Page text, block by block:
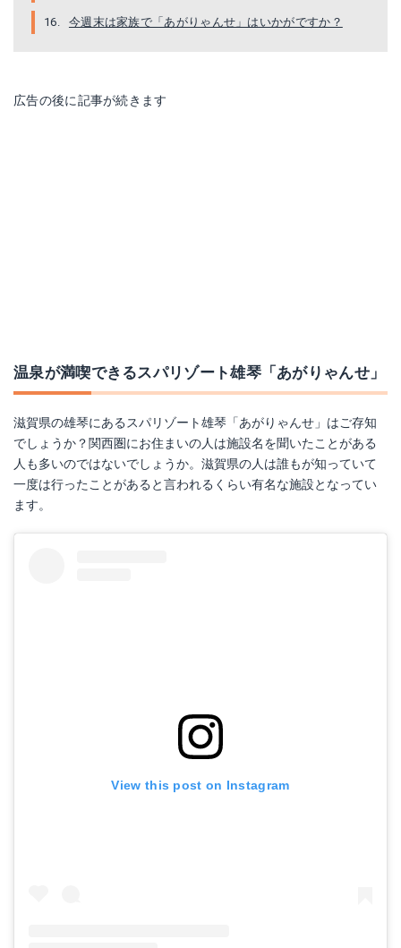
今週末は家族で「あがりゃんせ」はいかがですか？
広告の後に記事が続きます
温泉が満喫できるスパリゾート雄琴「あがりゃんせ」
滋賀県の雄琴にあるスパリゾート雄琴「あがりゃんせ」はご存知
でしょうか？関西圏にお住まいの人は施設名を聞いたことがある
人も多いのではないでしょうか。滋賀県の人は誰もが知っていて
一度は行ったことがあると言われるくらい有名な施設となってい
ます。
View this post on Instagram